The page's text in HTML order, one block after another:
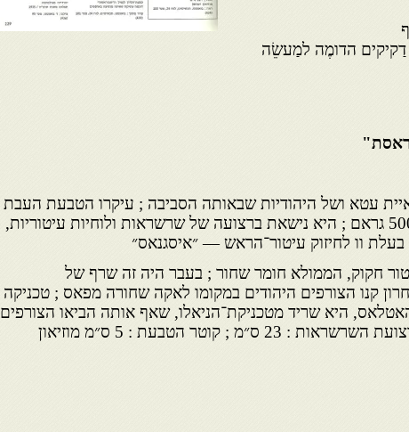
דַקיקים הדומֶה למַעשֵׂה
עטא ושל היהודיות שבאותה הסביבה ; עיקרו הטבעת העבת
והכבדה — עד 400—500 גראם ; היא נישאת ברצועה של שרשראות ולוחיות עיטוריות,
וו לחיזוק עיטור־הראש — ״איסגנאס״
חקוק, הממולא חומר שחור ; בעבר היה זה שרף של
קנו הצורפים היהודים במקומו לאקה שחורה מפאס ; טכניקה
היא שריד מטכניקת־הניאלו, שאף אותה הביאו הצורפים
היהודים מספרד אורך רצועת השרשראות : 23 ס״מ ; קוטר הטבעת : 5 ס״מ מוזיאון